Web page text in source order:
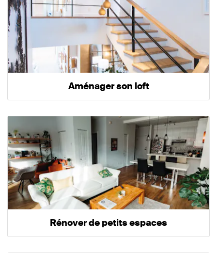
Aménager son loft
Rénover de petits espaces